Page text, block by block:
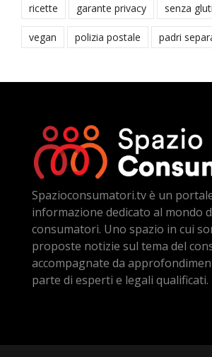
ricette garante privacy senza
vegan polizia postale padri
Spazioconsumatori.tv è un
informazione dedicato al mondo
consumatori. Uno spazio in cui
proposte notizie sul tema del
accompagnate da
parte di esperti e legali qualificati.